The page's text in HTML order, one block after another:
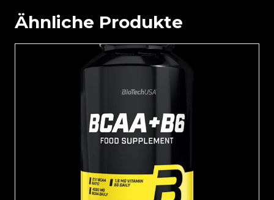
Ähnliche Produkte